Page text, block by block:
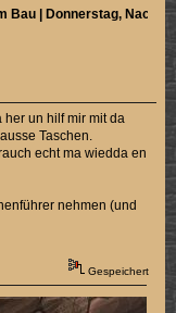
Bau | Donnerstag,
her un hilf mir mit da
Taschen.
echt ma wiedda en
nehmen (und
Gespeichert